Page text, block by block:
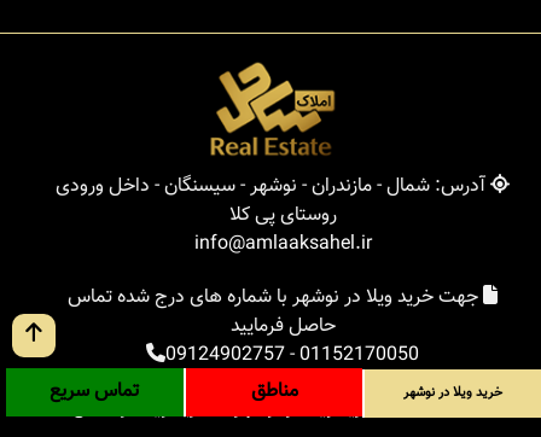
آدرس: شمال - مازندران - نوشهر - سیسنگان - داخل ورودی
روستای پی کلا
info@amlaaksahel.ir
جهت خرید ویلا در نوشهر با شماره های درج شده تماس
حاصل فرمایید
01152170050
-
09124902757
املاک ساحل
خرید ویلا در نوشهر
خرید ویلا در شمال
خرید ویلا در نوشهر مناطق تماس سریع